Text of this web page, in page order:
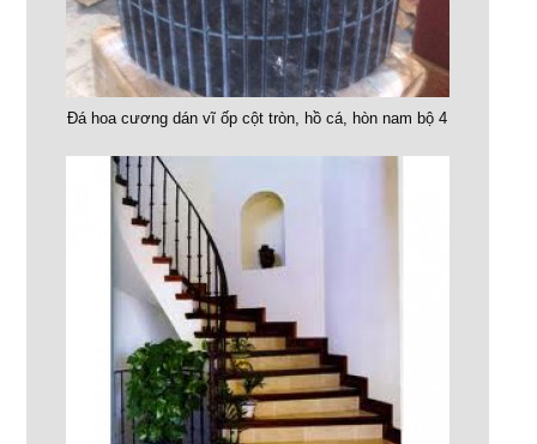
Đá hoa cương dán vĩ ốp cột tròn, hồ cá, hòn nam bộ 4